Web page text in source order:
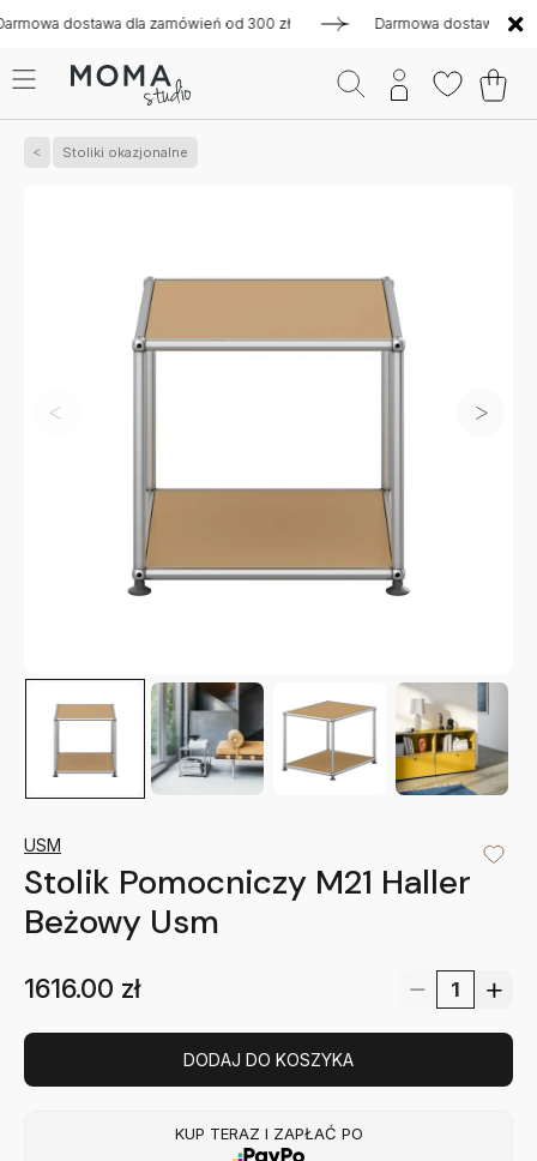
dostawa dla zamówień od 300 zł Darmowa dostawa dla
Stoliki okazjonalne
USM
Stolik Pomocniczy M21 Haller
Beżowy Usm
1616.00 zł
DODAJ DO KOSZYKA
KUP TERAZ I ZAPŁAĆ PO